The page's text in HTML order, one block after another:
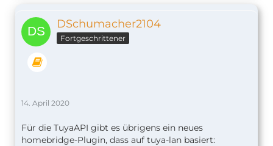
DSchumacher2104
Fortgeschrittener
14. April 2020
Für die TuyaAPI gibt es übrigens ein neues
homebridge-Plugin, dass auf tuya-lan basiert: